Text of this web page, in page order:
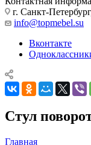
г. Санкт-
info@topmebel.su
Вконтакте
Стул
Главная